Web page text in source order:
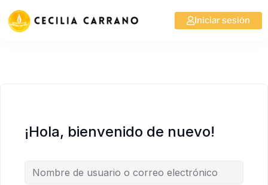
Iniciar sesión
¡Hola, bienvenido de nuevo!